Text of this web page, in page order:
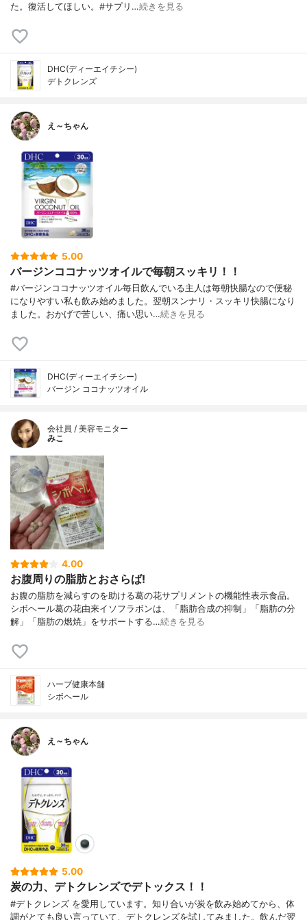
た。復活してほしい。#サプリ…続きを見る
DHC(ディーエイチシー)
デトクレンズ
え～ちゃん
5.00
バージンココナッツオイルで毎朝スッキリ！！
#バージンココナッツオイル毎日飲んでいる主人は毎朝快腸なので便秘
になりやすい私も飲み始めました。翌朝スンナリ・スッキリ快腸になり
ました。おかげで苦しい、痛い思い…続きを見る
DHC(ディーエイチシー)
バージン ココナッツオイル
会社員 / 美容モニター
みこ
4.00
お腹周りの脂肪とおさらば!
お腹の脂肪を減らすのを助ける葛の花サプリメントの機能性表示食品。
シボヘール葛の花由来イソフラボンは、「脂肪合成の抑制」「脂肪の分
解」「脂肪の燃焼」をサポートする…続きを見る
ハーブ健康本舗
シボヘール
え～ちゃん
5.00
炭の力、デトクレンズでデトックス！！
#デトクレンズ を愛用しています。知り合いが炭を飲み始めてから、体
調がとても良い言っていて、デトクレンズを試してみました。飲んだ翌